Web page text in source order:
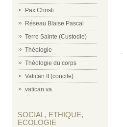
Pax Christi
Réseau Blaise Pascal
Terre Sainte (Custodie)
Théologie
Théologie du corps
Vatican II (concile)
vatican.va
SOCIAL, ETHIQUE,
ECOLOGIE